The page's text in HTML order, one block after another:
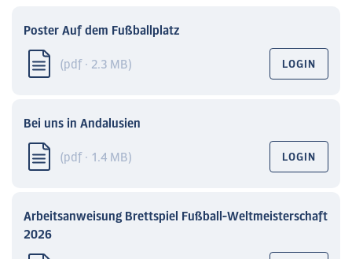
Poster Auf dem Fußballplatz
(pdf · 2.3 MB) LOGIN
Bei uns in Andalusien
(pdf · 1.4 MB) LOGIN
Arbeitsanweisung Brettspiel Fußball-Weltmeisterschaft
2026